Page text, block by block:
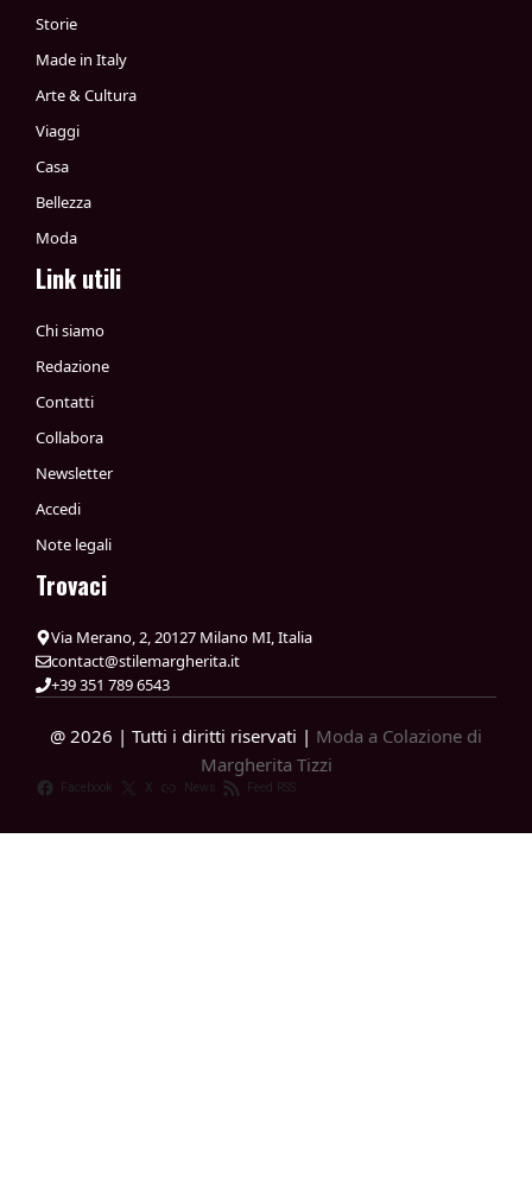
Storie
Made in Italy
Arte & Cultura
Viaggi
Casa
Bellezza
Moda
Link utili
Chi siamo
Redazione
Contatti
Collabora
Newsletter
Accedi
Note legali
Trovaci
Via Merano, 2, 20127 Milano MI, Italia
contact@stilemargherita.it
+39 351 789 6543
@ 2026 | Tutti i diritti riservati | Moda a Colazione di
Margherita Tizzi
Facebook X News Feed RSS